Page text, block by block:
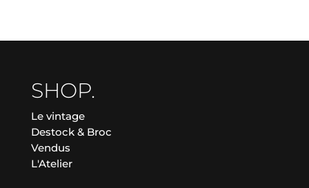
SHOP.
Le vintage
Destock & Broc
Vendus
L'Atelier